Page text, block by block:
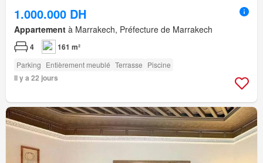
1.000.000 DH
Appartement à Marrakech, Préfecture de Marrakech
4 161 m²
Parking Entièrement meublé Terrasse Piscine
Il y a 22 jours